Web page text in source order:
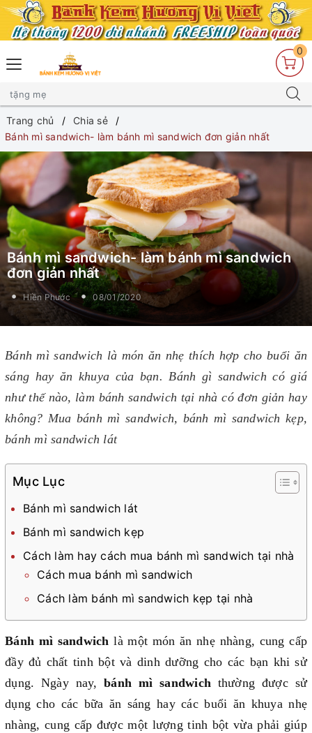
0
Trang chủ
Chia sẻ
Bánh mì sandwich- làm bánh mì sandwich đơn giản nhất
Bánh mì sandwich- làm bánh mì sandwich
đơn giản nhất
Hiền Phước 08/01/2020
Bánh mì sandwich là món ăn nhẹ thích hợp cho buổi ăn
sáng hay ăn khuya của bạn. Bánh gì sandwich có giá
như thế nào, làm bánh sandwich tại nhà có đơn giản hay
không? Mua bánh mì sandwich, bánh mì sandwich kẹp,
bánh mì sandwich lát
Mục Lục
Bánh mì sandwich lát
Bánh mì sandwich kẹp
Cách làm hay cách mua bánh mì sandwich tại nhà
Cách mua bánh mì sandwich
Cách làm bánh mì sandwich kẹp tại nhà
Bánh mì sandwichlà một món ăn nhẹ nhàng, cung cấp
đầy đủ chất tinh bột và dinh dưỡng cho các bạn khi sử
dụng. Ngày nay,bánh mì sandwich thường được sử
dụng cho các bữa ăn sáng hay các buổi ăn khuya nhẹ
nhàng, cung cấp được một lượng tinh bột vừa phải giúp